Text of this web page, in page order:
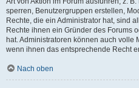
sperren, Benutzergruppen erstellen,
Rechte, die ein Administrator hat, sind
Rechte ihnen ein Gründer des Forums
hat. Administratoren können auch
wenn ihnen das entsprechende Recht
Nach oben